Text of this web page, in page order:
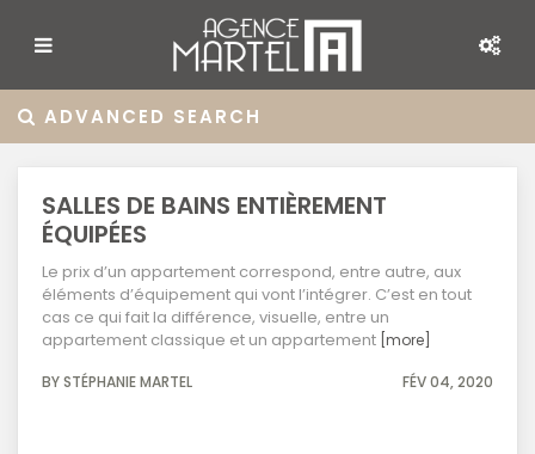
ADVANCED SEARCH
SALLES DE BAINS ENTIÈREMENT
ÉQUIPÉES
Le prix d’un appartement correspond, entre autre, aux
éléments d’équipement qui vont l’intégrer. C’est en tout
cas ce qui fait la différence, visuelle, entre un
appartement classique et un appartement [more]
BY STÉPHANIE MARTEL FÉV 04, 2020